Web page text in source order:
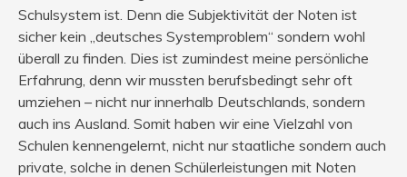
Schulsystem ist. Denn die Subjektivität der Noten ist
sicher kein „deutsches Systemproblem“ sondern wohl
überall zu finden. Dies ist zumindest meine persönliche
Erfahrung, denn wir mussten berufsbedingt sehr oft
umziehen – nicht nur innerhalb Deutschlands, sondern
auch ins Ausland. Somit haben wir eine Vielzahl von
Schulen kennengelernt, nicht nur staatliche sondern auch
private, solche in denen Schülerleistungen mit Noten